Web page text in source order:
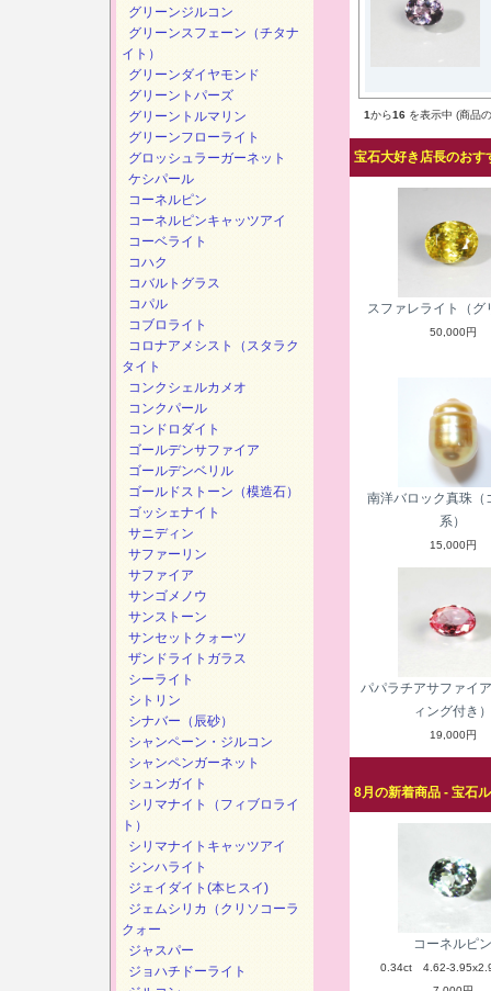
1から16 を表示中 (商品
宝石大好き店長のおす
スファレライト（グ
50,000円
南洋バロック真珠（
系）
15,000円
パパラチアサファイ
ィング付き）
19,000円
8月の新着商品 - 宝石
コーネルピン
0.34ct 4.62-
グリーンジルコン
グリーンスフェーン（チタナ
イト）
グリーンダイヤモンド
グリーントパーズ
グリーントルマリン
グリーンフローライト
グロッシュラーガーネット
ケシパール
コーネルピン
コーネルピンキャッツアイ
コーベライト
コハク
コバルトグラス
コパル
コブロライト
コロナアメシスト（スタラク
タイト
コンクシェルカメオ
コンクパール
コンドロダイト
ゴールデンサファイア
ゴールデンベリル
ゴールドストーン（模造石）
ゴッシェナイト
サニディン
サファーリン
サファイア
サンゴメノウ
サンストーン
サンセットクォーツ
ザンドライトガラス
シーライト
シトリン
シナバー（辰砂）
シャンペーン・ジルコン
シャンペンガーネット
シュンガイト
シリマナイト（フィブロライ
ト）
シリマナイトキャッツアイ
シンハライト
ジェイダイト(本ヒスイ)
ジェムシリカ（クリソコーラ
クォー
ジャスパー
ジョハチドーライト